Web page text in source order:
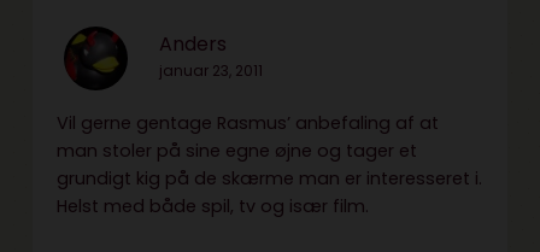
Anders
januar 23, 2011
Vil gerne gentage Rasmus’ anbefaling af at
man stoler på sine egne øjne og tager et
grundigt kig på de skærme man er interesseret i.
Helst med både spil, tv og især film.